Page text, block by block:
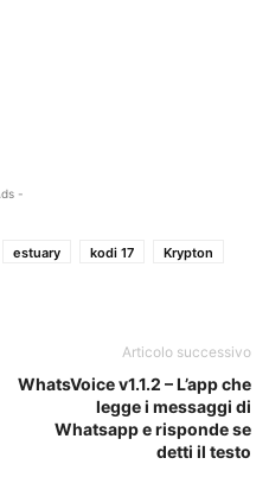
-
estuary kodi 17
Krypton
Articolo successivo
WhatsVoice v1.1.2 – L’app che
legge i messaggi di
Whatsapp e risponde se
detti il testo